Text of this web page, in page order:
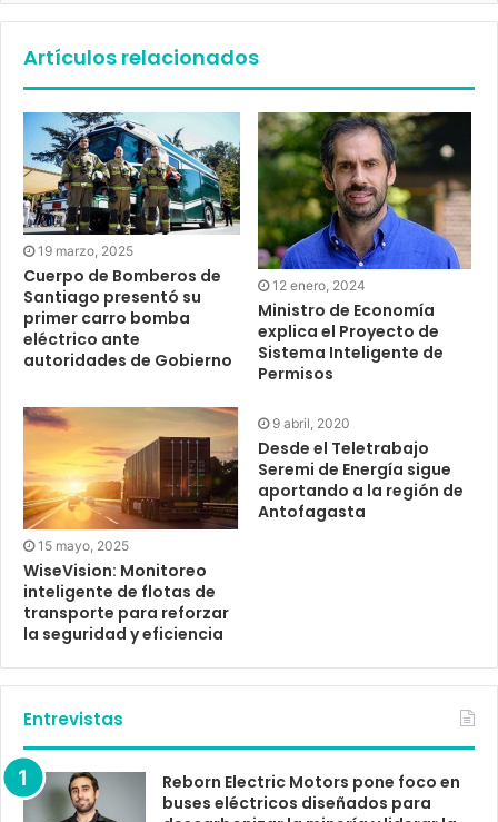
Artículos relacionados
19 marzo, 2025
Cuerpo de Bomberos de
Santiago presentó su
primer carro bomba
eléctrico ante
autoridades de Gobierno
12 enero, 2024
Ministro de Economía
explica el Proyecto de
Sistema Inteligente de
Permisos
15 mayo, 2025
WiseVision: Monitoreo
inteligente de flotas de
transporte para reforzar
la seguridad y eficiencia
9 abril, 2020
Desde el Teletrabajo
Seremi de Energía sigue
aportando a la región de
Antofagasta
Entrevistas
Reborn Electric Motors pone foco en
buses eléctricos diseñados para